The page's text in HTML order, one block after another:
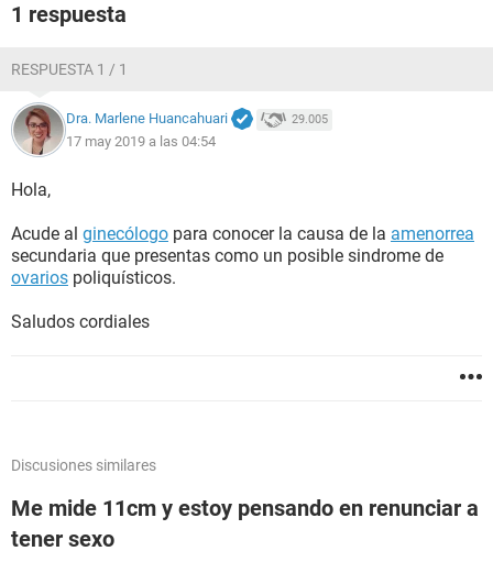
1 respuesta
RESPUESTA 1 / 1
Dra. Marlene Huancahuari 29.005
17 may 2019 a las 04:54
Hola,
Acude al ginecólogo para conocer la causa de la amenorrea
secundaria que presentas como un posible sindrome de
ovarios poliquísticos.
Saludos cordiales
Discusiones similares
Me mide 11cm y estoy pensando en renunciar a
tener sexo